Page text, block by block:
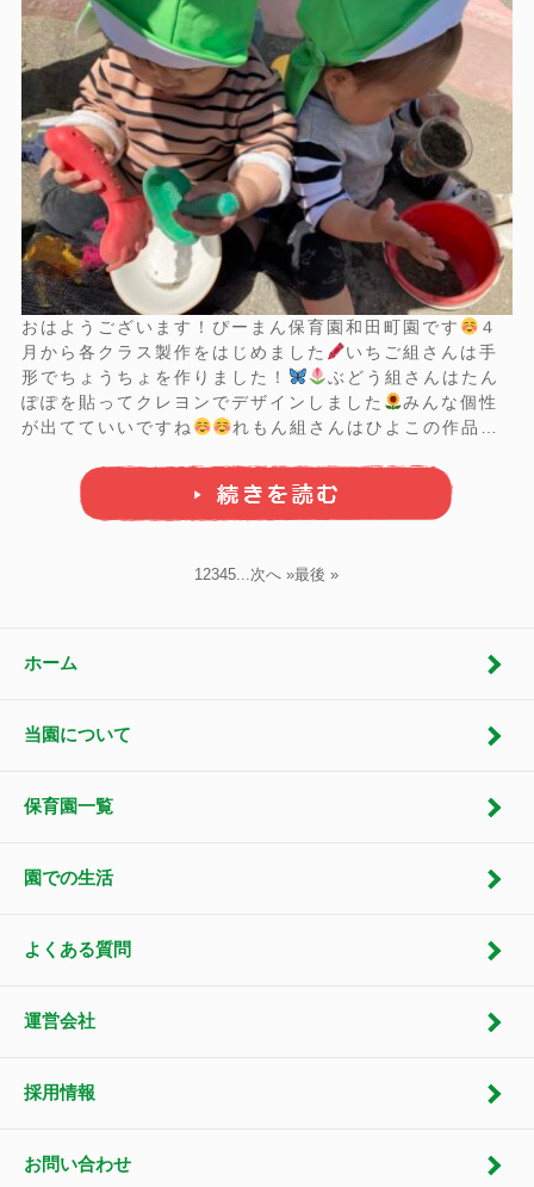
おはようございます！ぴーまん保育園和田町園です
４
月から各クラス製作をはじめました
いちご組さんは手
形でちょうちょを作りました！
ぶどう組さんはたん
ぽぽを貼ってクレヨンでデザインしました
みんな個性
が出てていいですね
れもん組さんはひよこの作品で
～～！来月５月の製作もお届けします
最近は和田公園
や峰岡三丁目公園、星川公園がお散歩コースで ...
12345...次へ »最後 »
ホーム
当園について
保育園一覧
園での生活
よくある質問
運営会社
採用情報
お問い合わせ